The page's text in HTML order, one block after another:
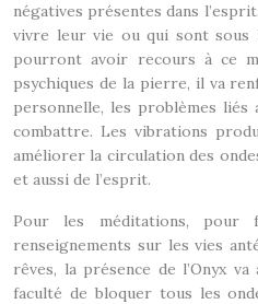
négatives présentes dans
vivre leur vie ou qui sont sous
pourront avoir recours à ce
psychiques de la pierre, il va
personnelle, les problèmes
combattre. Les vibrations
améliorer la circulation des
et aussi de l’esprit.
Pour les méditations, pour
renseignements sur les vies
rêves, la présence de l’Onyx
faculté de bloquer tous les